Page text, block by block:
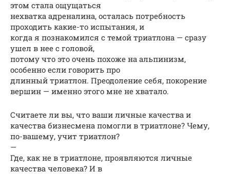
этом стала ощущаться
нехватка адреналина, осталась потребность
проходить какие-то испытания, и
когда я познакомился с темой триатлона — сразу
ушел в нее с головой,
потому что это очень похоже на альпинизм,
особенно если говорить про
длинный триатлон. Преодоление себя, покорение
вершин — именно этого мне не хватало.
Считаете ли вы, что ваши личные качества и
качества бизнесмена помогли в триатлоне? Чему,
по-вашему, учит триатлон?
—
Где, как не в триатлоне, проявляются личные
качества человека? И в